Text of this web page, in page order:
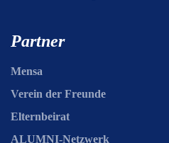
Partner
Mensa
Verein der Freunde
Elternbeirat
ALUMNI-Netzwerk